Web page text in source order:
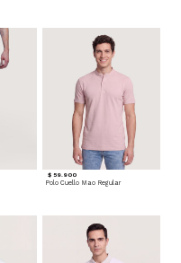
$ 59.900
Polo Cuello Mao Regular